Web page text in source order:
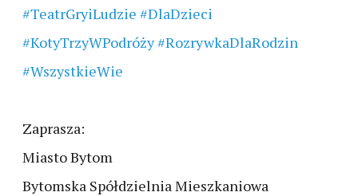
#TeatrGryiLudzie #DlaDzieci
#KotyTrzyWPodróży#RozrywkaDlaRodzin
#WszystkieWie
Zaprasza:
Miasto Bytom
Bytomska Spółdzielnia Mieszkaniowa